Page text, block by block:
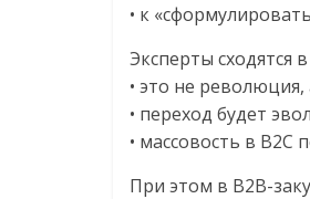
• к
Эксперты сходятся
• это не
• переход будет
• массовость в
При этом в B2B-